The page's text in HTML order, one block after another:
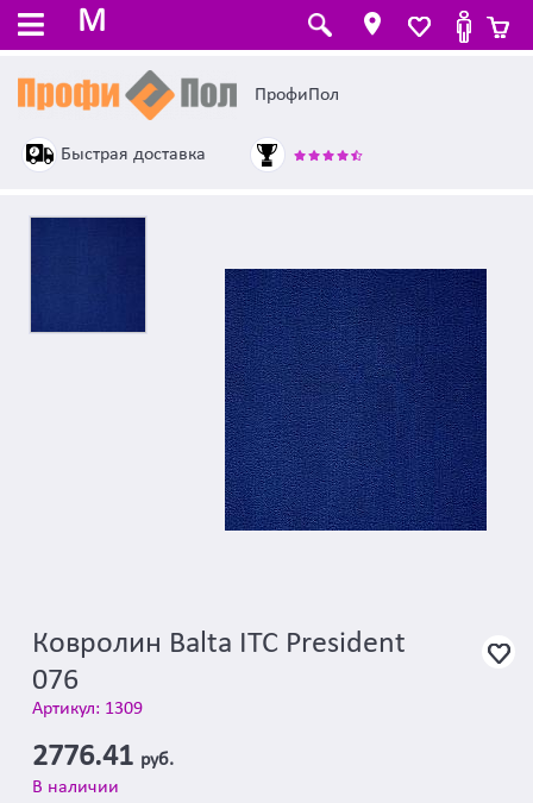
M
ПрофиПол
Быстрая доставка
Ковролин Balta ITC President
076
Артикул: 1309
2776.41 руб.
В наличии